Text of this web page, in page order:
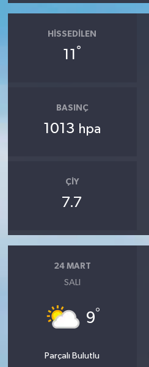
HISSEDILEN
11 °
BASINÇ
1013 hpa
ÇIY
7.7
24 MART
SALI
9°
Parçalı Bulutlu